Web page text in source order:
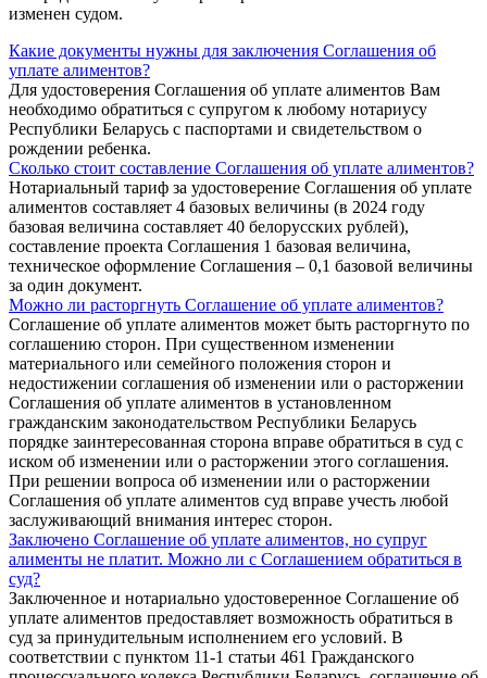
изменен судом.
Какие документы нужны для заключения Соглашения об
уплате алиментов?
Для удостоверения Соглашения об уплате алиментов Вам
необходимо обратиться с супругом к любому нотариусу
Республики Беларусь с паспортами и свидетельством о
рождении ребенка.
Сколько стоит составление Соглашения об уплате алиментов?
Нотариальный тариф за удостоверение Соглашения об уплате
алиментов составляет 4 базовых величины (в 2024 году
базовая величина составляет 40 белорусских рублей),
составление проекта Соглашения 1 базовая величина,
техническое оформление Соглашения – 0,1 базовой величины
за один документ.
Можно ли расторгнуть Соглашение об уплате алиментов?
Соглашение об уплате алиментов может быть расторгнуто по
соглашению сторон. При существенном изменении
материального или семейного положения сторон и
недостижении соглашения об изменении или о расторжении
Соглашения об уплате алиментов в установленном
гражданским законодательством Республики Беларусь
порядке заинтересованная сторона вправе обратиться в суд с
иском об изменении или о расторжении этого соглашения.
При решении вопроса об изменении или о расторжении
Соглашения об уплате алиментов суд вправе учесть любой
заслуживающий внимания интерес сторон.
Заключено Соглашение об уплате алиментов, но супруг
алименты не платит. Можно ли с Соглашением обратиться в
суд?
Заключенное и нотариально удостоверенное Соглашение об
уплате алиментов предоставляет возможность обратиться в
суд за принудительным исполнением его условий. В
соответствии с пунктом 11-1 статьи 461 Гражданского